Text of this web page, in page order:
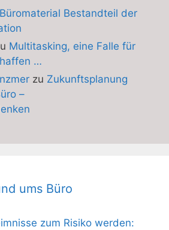
Büromaterial Bestandteil der
Multitasking, eine Falle für
…
zu Zukunftsplanung
–
ums Büro
zum Risiko werden: